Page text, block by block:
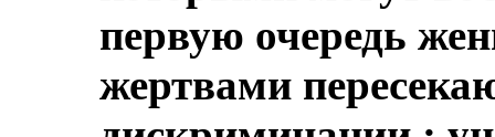
первую очередь
жертвами